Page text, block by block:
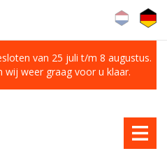
van 25 juli t/m 8 augustus.
wij weer graag voor u klaar.